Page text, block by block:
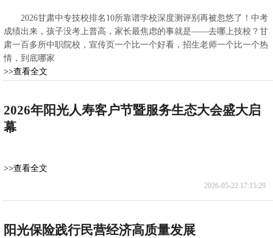
2026甘肃中专技校排名10所靠谱学校深度测评别再被忽悠了！中考
成绩出来，孩子没考上普高，家长最焦虑的事就是——去哪上技校？甘
肃一百多所中职院校，宣传页一个比一个好看，招生老师一个比一个热
情，到底哪家
>>查看全文
2026年阳光人寿客户节暨服务生态大会盛大启
幕
>>查看全文
2026-05-22 17:15:29
阳光保险践行民营经济高质量发展